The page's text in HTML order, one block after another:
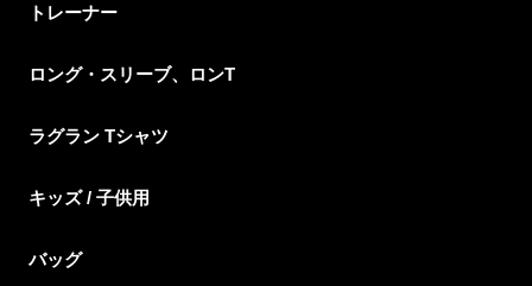
トレーナー
ロング・スリーブ、ロンT
ラグラン Tシャツ
キッズ / 子供用
バッグ